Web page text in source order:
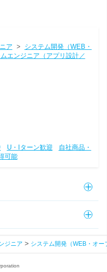
ア > システム開発（WEB・
エンジニア（アプリ設計／
U・Iターン歓迎
自社商品・
可能
ジニア システム開発（WEB・オ